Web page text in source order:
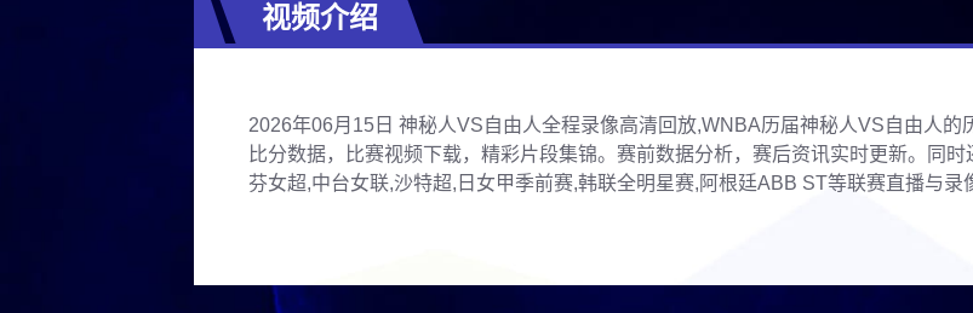
视频介绍
2026年06月15日 神秘人VS自由人全程录像高清回放,WNBA历届神秘人VS自由人
比分数据，比赛视频下载，精彩片段集锦。赛前数据分析，赛后资讯实时更新。同
芬女超,中台女联,沙特超,日女甲季前赛,韩联全明星赛,阿根廷ABB ST等联赛直播与录